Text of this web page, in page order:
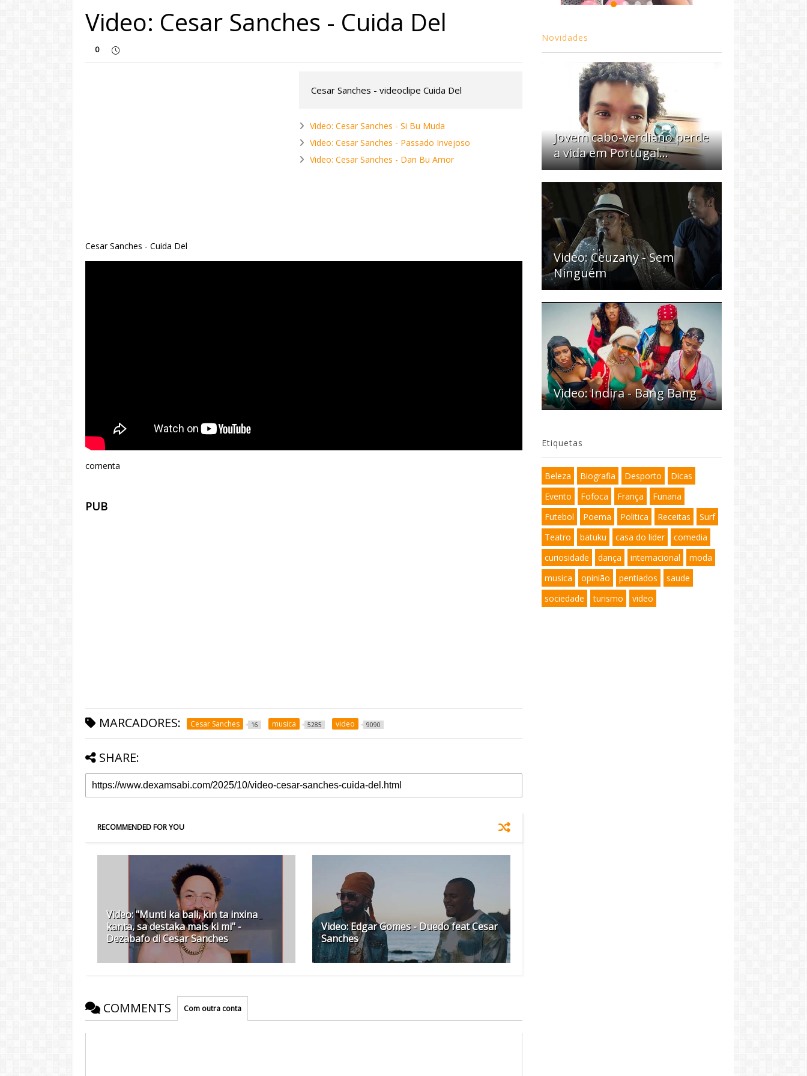
Video: Cesar Sanches - Cuida Del
0
Cesar Sanches - videoclipe Cuida Del
Video: Cesar Sanches - Si Bu Muda
Video: Cesar Sanches - Passado Invejoso
Video: Cesar Sanches - Dan Bu Amor
Cesar Sanches - Cuida Del
comenta
PUB
MARCADORES: Cesar Sanches 16 musica 5285 video 9090
SHARE:
RECOMMENDED FOR YOU
Video: "Munti ka bali, kin ta inxina
kanta, sa destaka mais ki mi" -
Dezabafo di Cesar Sanches
Video: Edgar Gomes - Duedo feat Cesar
Sanches
COMMENTS Com outra conta
Novidades
Jovem cabo-verdiano perde
a vida em Portugal...
Video: Ceuzany - Sem
Ninguém
Video: Indira - Bang Bang
Etiquetas
Beleza Biografia Desporto
Dicas
Evento
Fofoca França
Funana
Futebol
Poema Politica Receitas
Surf
Teatro
batuku casa do lider
comedia
curiosidade
dança internacional
moda
musica
opinião pentiados
saude
sociedade
turismo video